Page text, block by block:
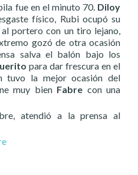
fue en el minuto 70. Diloy
físico, Rubi ocupó su
portero con un tiro lejano,
gozó de otra ocasión
salva el balón bajo los
para dar frescura en el
tuvo la mejor ocasión del
muy bien Fabre con una
atendió a la prensa al